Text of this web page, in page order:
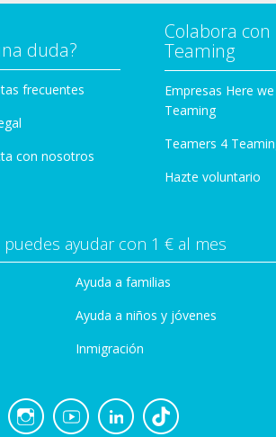
duda?
frecuentes
con nosotros
Colabora con
Teaming
Empresas Here
Teaming
Teamers 4
Hazte voluntario
ayudar con 1 € al mes
Ayuda a familias
Ayuda a niños y jóvenes
Inmigración